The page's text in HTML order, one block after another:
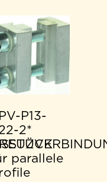
P13-
2*
parallele